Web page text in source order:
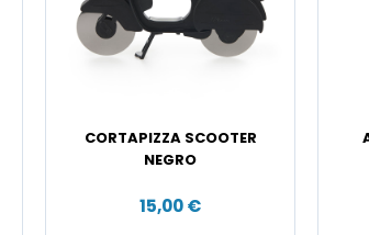
CORTAPIZZA SCOOTER
NEGRO
15,00 €